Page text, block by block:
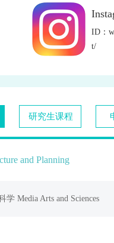
ID：
t/
研究生课程
and Planning
学 Media Arts and Sciences